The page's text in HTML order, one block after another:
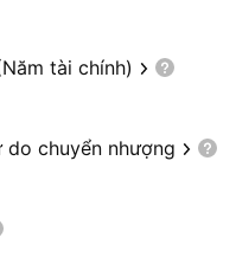
tài chính)
do chuyển nhượng